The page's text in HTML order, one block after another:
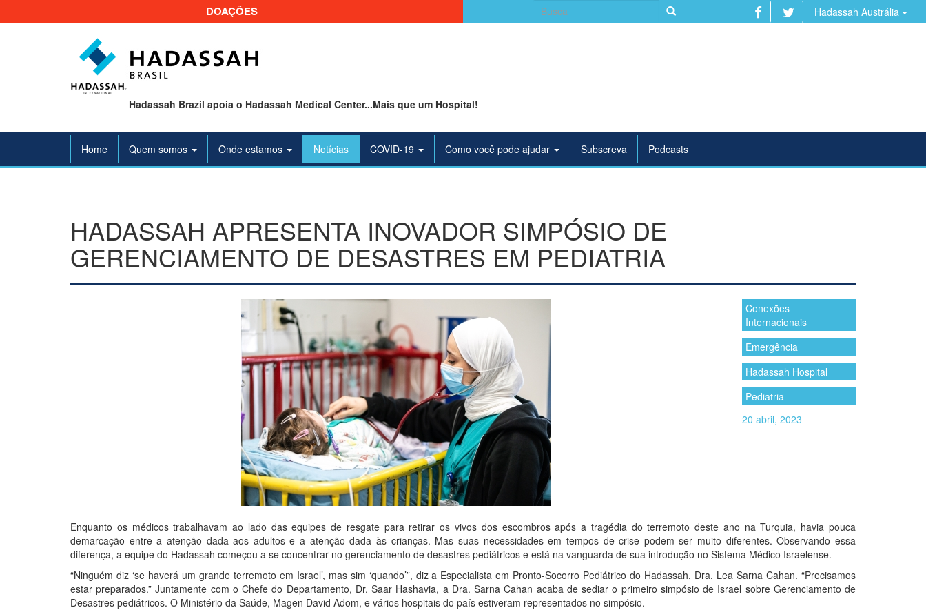
DOAÇÕES
Search
for:
Hadassah Austrália
Hadassah Brazil apoia o Hadassah Medical Center...Mais que um Hospital!
Home Quem somos Onde estamos Notícias COVID-19 Como você pode ajudar Subscreva Podcasts
HADASSAH APRESENTA INOVADOR SIMPÓSIO DE
GERENCIAMENTO DE DESASTRES EM PEDIATRIA
Conexões
Internacionais
Emergência
Hadassah Hospital
Pediatria
20 abril, 2023
Enquanto os médicos trabalhavam ao lado das equipes de resgate para retirar os vivos dos escombros após a tragédia do terremoto deste ano na Turquia, havia pouca
demarcação entre a atenção dada aos adultos e a atenção dada às crianças. Mas suas necessidades em tempos de crise podem ser muito diferentes. Observando essa
diferença, a equipe do Hadassah começou a se concentrar no gerenciamento de desastres pediátricos e está na vanguarda de sua introdução no Sistema Médico Israelense.
“Ninguém diz ‘se haverá um grande terremoto em Israel’, mas sim ‘quando’”, diz a Especialista em Pronto-Socorro Pediátrico do Hadassah, Dra. Lea Sarna Cahan. “Precisamos
estar preparados.” Juntamente com o Chefe do Departamento, Dr. Saar Hashavia, a Dra. Sarna Cahan acaba de sediar o primeiro simpósio de Israel sobre Gerenciamento de
Desastres pediátricos. O Ministério da Saúde, Magen David Adom, e vários hospitais do país estiveram representados no simpósio.